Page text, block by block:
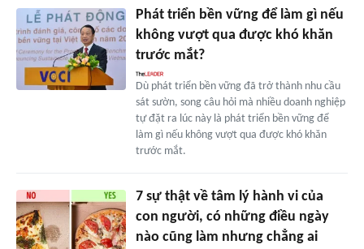
Phát triển bền vững để làm gì nếu
không vượt qua được khó khăn
trước mắt?
Dù phát triển bền vững đã trở thành nhu cầu
sát sườn, song câu hỏi mà nhiều doanh nghiệp
tự đặt ra lúc này là phát triển bền vững để
làm gì nếu không vượt qua được khó khăn
trước mắt.
7 sự thật về tâm lý hành vi của
con người, có những điều ngày
nào cũng làm nhưng chẳng ai